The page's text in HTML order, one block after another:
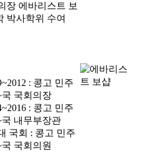
장 에바리스트 보
박사학위 수여
: 콩고 민주
국 국회의장
: 콩고 민주
국 내무부장관
국회 : 콩고 민주
국회의원